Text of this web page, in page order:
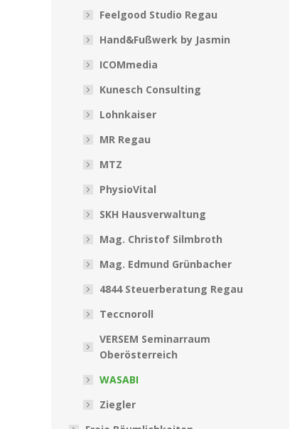
Feelgood Studio Regau
Hand&Fußwerk by Jasmin
ICOMmedia
Kunesch Consulting
Lohnkaiser
MR Regau
MTZ
PhysioVital
SKH Hausverwaltung
Mag. Christof Silmbroth
Mag. Edmund Grünbacher
4844 Steuerberatung Regau
Teccnoroll
VERSEM Seminarraum
Oberösterreich
WASABI
Ziegler